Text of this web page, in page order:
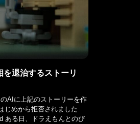
を退治するストーリ
AIに上記のストーリーを作
じめから拒否されました
ある日、ドラえもんとのび